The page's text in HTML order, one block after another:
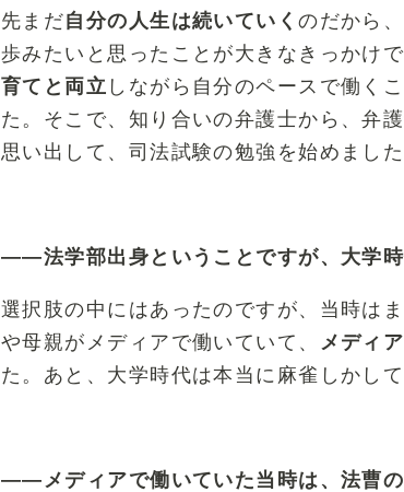
先まだ自分の人生は続いていくのだから
歩みたいと思ったことが大きなきっかけ
育てと両立 しながら自分のペースで働く
た。そこで、知り合いの弁護士から、弁
思い出して、司法試験の勉強を始めました
――法学部出身ということですが、大学
選択肢の中にはあったのですが、当時は
や母親がメディアで働いていて、
メディ
た。あと、大学時代は本当に麻雀しかし
――メディアで働いていた当時は、法曹